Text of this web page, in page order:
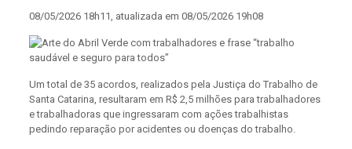
08/05/2026 18h11, atualizada em 08/05/2026 19h08
Um total de 35 acordos, realizados pela Justiça do Trabalho de
Santa Catarina, resultaram em R$ 2,5 milhões para trabalhadores
e trabalhadoras que ingressaram com ações trabalhistas
pedindo reparação por acidentes ou doenças do trabalho.